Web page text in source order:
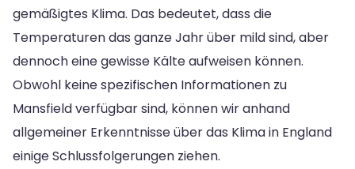
gemäßigtes Klima. Das bedeutet, dass die
Temperaturen das ganze Jahr über mild sind, aber
dennoch eine gewisse Kälte aufweisen können.
Obwohl keine spezifischen Informationen zu
Mansfield verfügbar sind, können wir anhand
allgemeiner Erkenntnisse über das Klima in England
einige Schlussfolgerungen ziehen.